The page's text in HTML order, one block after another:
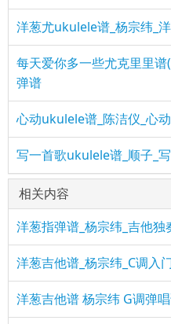
洋葱尤ukulele谱_杨宗纬_
每天爱你多一些尤克里里
弹谱
心动ukulele谱_陈洁仪_心
写一首歌ukulele谱_顺子_
相关内容
洋葱指弹谱_杨宗纬_吉他
洋葱吉他谱_杨宗纬_C调入
洋葱吉他谱 杨宗纬 G调弹